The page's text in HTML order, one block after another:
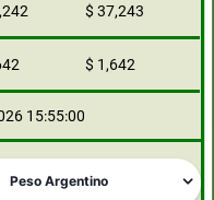
$ 37,243
$ 1,642
15:55:00